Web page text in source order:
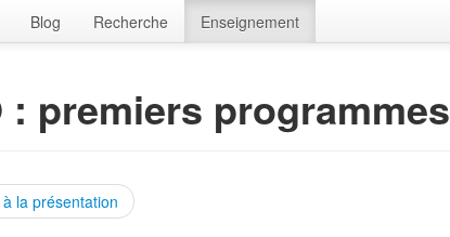
Blog Recherche Enseignement
: premiers programmes
la présentation